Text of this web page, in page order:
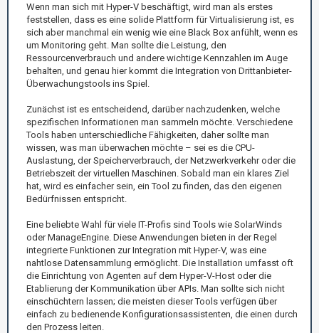
Wenn man sich mit Hyper-V beschäftigt, wird man als erstes
feststellen, dass es eine solide Plattform für Virtualisierung ist, es
sich aber manchmal ein wenig wie eine Black Box anfühlt, wenn es
um Monitoring geht. Man sollte die Leistung, den
Ressourcenverbrauch und andere wichtige Kennzahlen im Auge
behalten, und genau hier kommt die Integration von Drittanbieter-
Überwachungstools ins Spiel.
Zunächst ist es entscheidend, darüber nachzudenken, welche
spezifischen Informationen man sammeln möchte. Verschiedene
Tools haben unterschiedliche Fähigkeiten, daher sollte man
wissen, was man überwachen möchte – sei es die CPU-
Auslastung, der Speicherverbrauch, der Netzwerkverkehr oder die
Betriebszeit der virtuellen Maschinen. Sobald man ein klares Ziel
hat, wird es einfacher sein, ein Tool zu finden, das den eigenen
Bedürfnissen entspricht.
Eine beliebte Wahl für viele IT-Profis sind Tools wie SolarWinds
oder ManageEngine. Diese Anwendungen bieten in der Regel
integrierte Funktionen zur Integration mit Hyper-V, was eine
nahtlose Datensammlung ermöglicht. Die Installation umfasst oft
die Einrichtung von Agenten auf dem Hyper-V-Host oder die
Etablierung der Kommunikation über APIs. Man sollte sich nicht
einschüchtern lassen; die meisten dieser Tools verfügen über
einfach zu bedienende Konfigurationsassistenten, die einen durch
den Prozess leiten.